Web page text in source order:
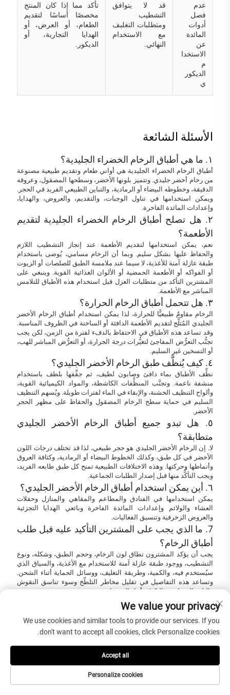
عدم
فصل
أدوات
المائدة
عن
الاستخدا
م
الديكور
ي
قد لا يتوافق
التشطيب
ومتطلبات التغليف
مع الاستخدام
النهائي.
تأكد مما إذا كان المنتج
مخصصًا أساسًا لتقديم
الطعام، أو العرض، أو
الهدايا التجارية، أو
الديكور.
الأسئلة الشائعة
١. ما هي أطباق الرخام الخضراء الجليدية؟
أطباق الرخام الخضراء الجليدية هي أواني طعام وتقديم طبيعية مصنوعة
من رخام أخضر جليدي. وتتميز بلونها الأخضر، وسطحها المصقول، وعروقه
الدقيقة، وخطوطه البيضاء أو الرمادية، والتباين الطبيعي الفريد في الحجر.
ويمكن استخدامها في تناول الوجبات، والتقديم، والعروض، والهدايا،
وإعدادات المائدة الفاخرة.
٢. هل تصلح أطباق الرخام الخضراء الجليدية لتقديم
الأطعمة؟
نعم، يمكن استخدامها لتقديم الأطعمة عند إنجاز التشطيب اللازم
والحفاظ عليها بشكل سليم. وبما أن الرخام مسامي، يُوصى باستخدام
طبقة عازلة آمنة للأغذية، لا سيما عند ملامسة الطبق للصلصات أو الزيوت
أو الفواكه أو الأطعمة الحمضية أو الألوان الغذائية القوية. وينبغي على
المشترين التأكد من متطلبات العزل قبل استخدام هذه الأطباق للتلامس
المباشر مع الأطعمة.
٣. هل تتحمل أطباق الرخام الحرارة؟
الرخام مقاومٌ طبيعيًّا للحرارة، لذا يمكن استخدام أطباق الرخام الأخضر
الجليدي المُثلَّج لتقديم الأطعمة الدافئة أو الساخنة في الظروف المناسبة.
وقد تساعد هذه الأطباق في الاحتفاظ بالدفء لفترة من الزمن، لكن يجب
تجنُّب التعرُّض المفاجئ لتغيُّرات درجة الحرارة، أو التعرُّض المباشر للهب،
أو التسخين غير السليم.
٤. كيف يُنظَّف طبق الرخام الأخضر الجليدي؟
نظِّف الأطباق بماء دافئ وصابون لطيف، ثم جفِّفها بلطف باستخدام
منشفة ناعمة. وتجنَّب المنظِّفات الكاشطة، والمواد الكيميائية القوية،
وألواح التنظيف الخشنة، والإبقاء في الماء لفترات طويلة. ويُسهم التنظيف
السليم في حماية سطح الرخام المصقول والحفاظ على مظهر الحجر
الأخضر.
٥. هل تبدو جميع أطباق الرخام الأخضر الجليدي
متطابقة؟
لا. إن الرخام الأخضر الجليدي هو حجر طبيعي، لذا قد تختلف درجات اللون
الأخضر في كل طبق، وكذلك الخطوط البيضاء أو الرمادية، وكثافة العروق
وأنماطها وحركتها. وهذه الاختلافات الطبيعية تمنح كل طبق طابعه الفريد،
ويجب التأكُّد منها قبل إصدار الطلبات الجماعية.
٦. أين يمكن استخدام أطباق الرخام الأخضر الجليدي؟
يمكن استخدامها في الفنادق والمطاعم والمقاهي والمنازل وحفلات
العشاء والولائم وإعدادات المائدة الفاخرة وبائعي الهدايا التجزئية
والعروض الزخرفية وتنسيق الفعاليات.
7. ما الذي يجب على المشترين التأكيد عليه قبل طلب
أطباق الرخام؟
يجب أن يؤكد المشترون نطاق لون الرخام، وحجم الطبق، وشكله، ونوع
التشطيب، ووجود طبقة عازلة آمنة للاستخدام مع الأغذية، والسياق الذي
سيُستخدم فيه، والكمية، وطريقة التغليف، ووسائل الحماية أثناء الشحن.
وتساعد هذه التفاصيل في تقليل مخاطر التلطّخ وسوء تناسق النقوش
والتلف السطحي والتكسّر أثناء التوصيل.
الإغلاق الدلالي: الإرشادات النهائية
للشراء
أطباق من الرخام الأخضر الجادمناسبة للمشترين الذين
يحتاجون إلى أواني طعام فاخرة مصنوعة من الرخام الأخضر،
وأطباق تقديم زخرفية، وأطباق طعام للفنادق، وأطباق عرض
We value your privacy
We use cookies and similar tools to provide our services. If you
don't want to accept all cookies, click Personalize cookies.
Personalize cookies
Accept all